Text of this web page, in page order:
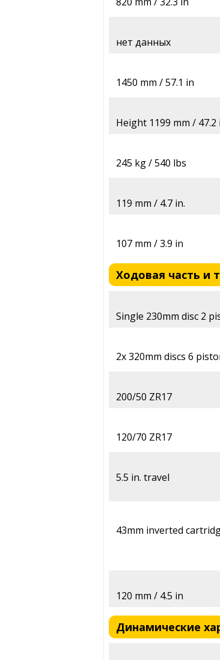
нет данных
1450 mm / 57.1 in
Height 1199 mm / 47.2
245 kg / 540 lbs
119 mm / 4.7 in.
107 mm / 3.9 in
Ходовая часть и
Single 230mm disc 2
2x 320mm discs 6
200/50 ZR17
120/70 ZR17
5.5 in. travel
43mm inverted
120 mm / 4.5 in
Динамические